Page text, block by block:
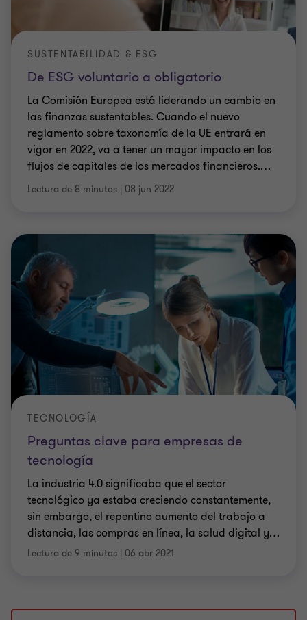
De ESG voluntario a obligatorio
SUSTENTABILIDAD & ESG
La Comisión Europea está liderando un cambio en
las finanzas sustentables. Cuando el nuevo
reglamento sobre taxonomía de la UE entrará en
vigor en 2022, va a tener un mayor impacto en los
flujos de capitales de los mercados financieros.…
Lectura de 8 minutos | 08 jun 2022
Preguntas clave para empresas de
tecnología
TECNOLOGÍA
La industria 4.0 significaba que el sector
tecnológico ya estaba creciendo constantemente,
sin embargo, el repentino aumento del trabajo a
distancia, las compras en línea, la salud digital y…
Lectura de 9 minutos | 06 abr 2021